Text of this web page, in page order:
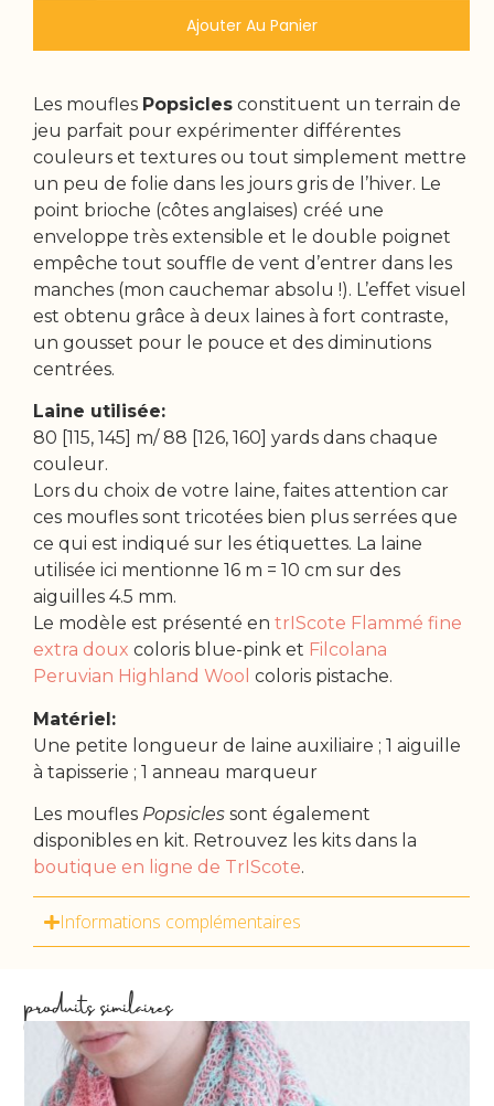
Ajouter Au Panier
Les moufles Popsicles constituent un terrain de
jeu parfait pour expérimenter différentes
couleurs et textures ou tout simplement mettre
un peu de folie dans les jours gris de l’hiver. Le
point brioche (côtes anglaises) créé une
enveloppe très extensible et le double poignet
empêche tout souffle de vent d’entrer dans les
manches (mon cauchemar absolu !). L’effet visuel
est obtenu grâce à deux laines à fort contraste,
un gousset pour le pouce et des diminutions
centrées.
Laine utilisée:
80 [115, 145] m/ 88 [126, 160] yards dans chaque
couleur.
Lors du choix de votre laine, faites attention car
ces moufles sont tricotées bien plus serrées que
ce qui est indiqué sur les étiquettes. La laine
utilisée ici mentionne 16 m = 10 cm sur des
aiguilles 4.5 mm.
Le modèle est présenté entrIScote Flammé fine
extra doux coloris blue-pink et Filcolana
Peruvian Highland Wool coloris pistache.
Matériel:
Une petite longueur de laine auxiliaire ; 1 aiguille
à tapisserie ; 1 anneau marqueur
Les moufles Popsicles sont également
disponibles en kit. Retrouvez les kits dans la
boutique en ligne de TrIScote.
Informations complémentaires
produits similaires